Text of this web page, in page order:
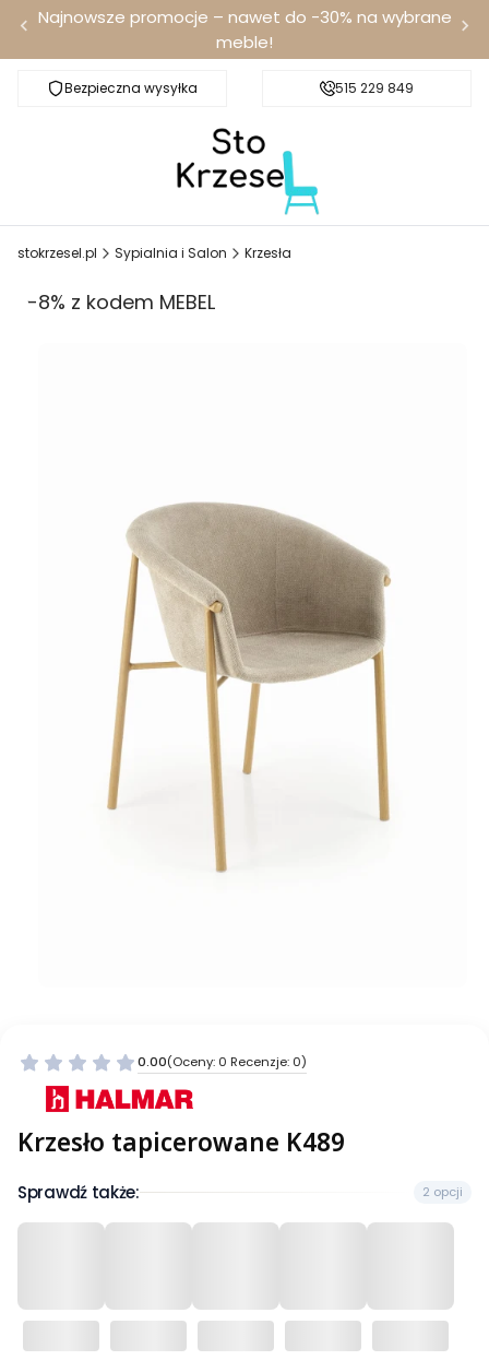
Najnowsze promocje – nawet do -30% na wybrane
meble!
Bezpieczna wysyłka Darmowa dostawa od 100 zł
515 229 849
stokrzesel.pl Sypialnia i Salon Krzesła
-8% z kodem MEBEL
0.00(Oceny: 0 Recenzje: 0)
Krzesło tapicerowane K489
Sprawdź także: 2 opcji